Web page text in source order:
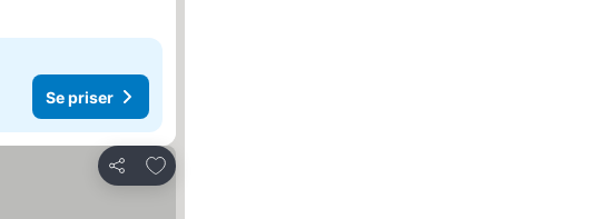
Se priser
Del
Føj til favoritter